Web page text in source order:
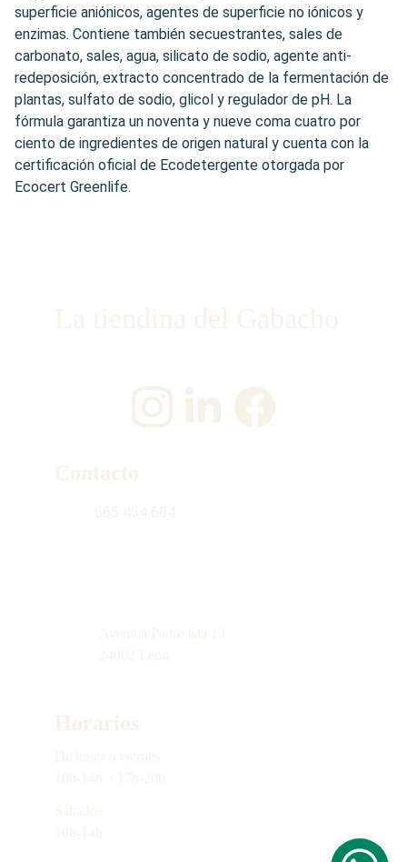
superficie aniónicos, agentes de superficie no iónicos y
enzimas. Contiene también secuestrantes, sales de
carbonato, sales, agua, silicato de sodio, agente anti-
redeposición, extracto concentrado de la fermentación de
plantas, sulfato de sodio, glicol y regulador de pH. La
fórmula garantiza un noventa y nueve coma cuatro por
ciento de ingredientes de origen natural y cuenta con la
certificación oficial de Ecodetergente otorgada por
Ecocert Greenlife.